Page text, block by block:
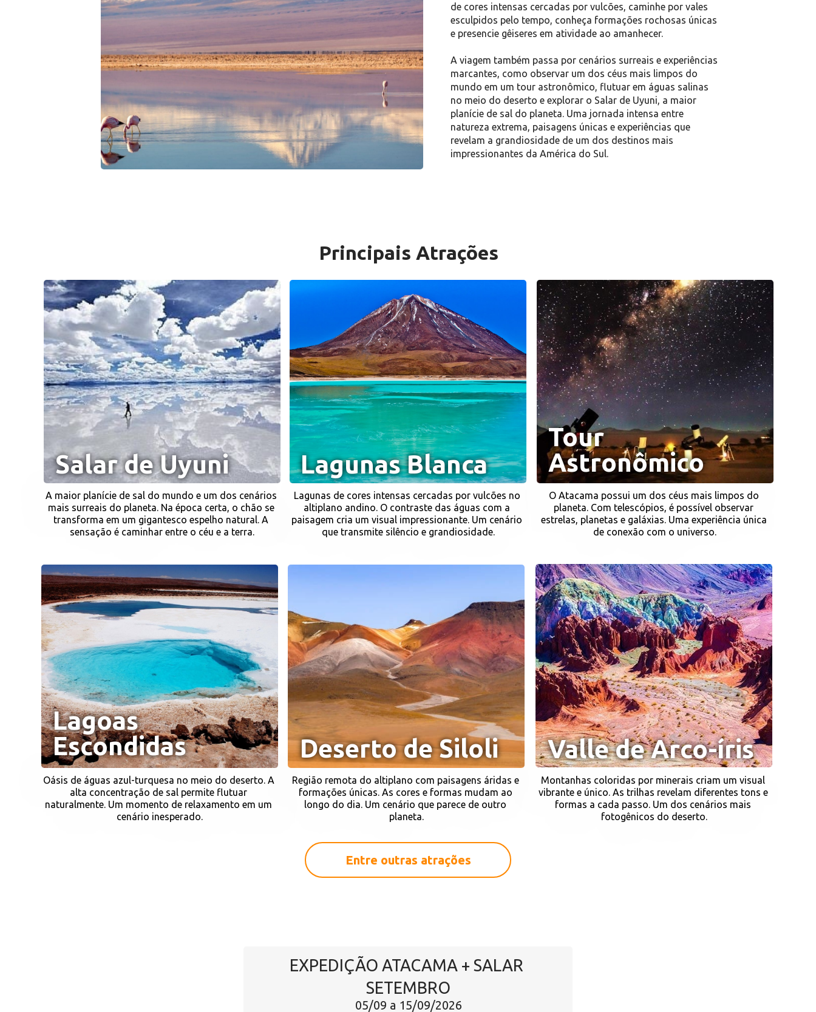
de cores intensas cercadas por vulcões, caminhe por vales
esculpidos pelo tempo, conheça formações rochosas únicas
e presencie gêiseres em atividade ao amanhecer.
A viagem também passa por cenários surreais e experiências
marcantes, como observar um dos céus mais limpos do
mundo em um tour astronômico, flutuar em águas salinas
no meio do deserto e explorar o Salar de Uyuni, a maior
planície de sal do planeta. Uma jornada intensa entre
natureza extrema, paisagens únicas e experiências que
revelam a grandiosidade de um dos destinos mais
impressionantes da América do Sul.
Principais Atrações
Tour
Astronômico
Salar de Uyuni Lagunas Blanca
A maior planície de sal do mundo e um dos cenários
mais surreais do planeta. Na época certa, o chão se
transforma em um gigantesco espelho natural. A
sensação é caminhar entre o céu e a terra.
Lagunas de cores intensas cercadas por vulcões no
altiplano andino. O contraste das águas com a
paisagem cria um visual impressionante. Um cenário
que transmite silêncio e grandiosidade.
O Atacama possui um dos céus mais limpos do
planeta. Com telescópios, é possível observar
estrelas, planetas e galáxias. Uma experiência única
de conexão com o universo.
Lagoas
Escondidas
Deserto de Siloli Valle de Arco-íris
Oásis de águas azul-turquesa no meio do deserto. A
alta concentração de sal permite flutuar
naturalmente. Um momento de relaxamento em um
cenário inesperado.
Região remota do altiplano com paisagens áridas e
formações únicas. As cores e formas mudam ao
longo do dia. Um cenário que parece de outro
planeta.
Montanhas coloridas por minerais criam um visual
vibrante e único. As trilhas revelam diferentes tons e
formas a cada passo. Um dos cenários mais
fotogênicos do deserto.
Entre outras atrações
EXPEDIÇÃO ATACAMA + SALAR
SETEMBRO
05/09 a 15/09/2026